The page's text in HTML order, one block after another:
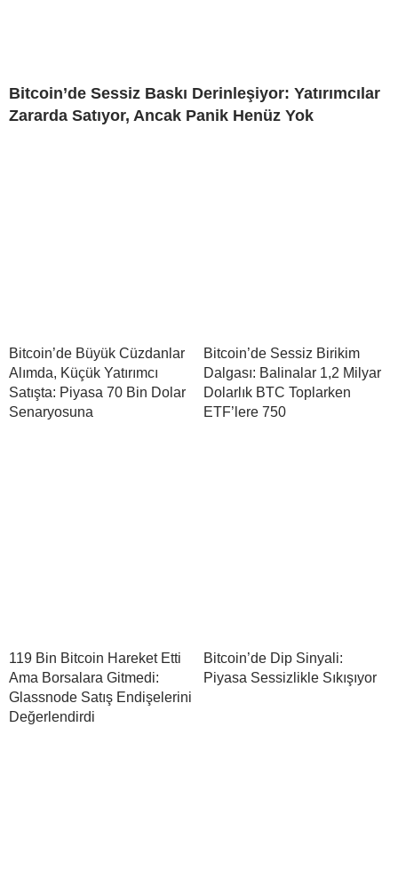
Bitcoin’de Sessiz Baskı Derinleşiyor: Yatırımcılar
Zararda Satıyor, Ancak Panik Henüz Yok
Bitcoin’de Büyük Cüzdanlar
Alımda, Küçük Yatırımcı
Satışta: Piyasa 70 Bin Dolar
Senaryosuna
Bitcoin’de Sessiz Birikim
Dalgası: Balinalar 1,2 Milyar
Dolarlık BTC Toplarken
ETF’lere 750
119 Bin Bitcoin Hareket Etti
Ama Borsalara Gitmedi:
Glassnode Satış Endişelerini
Değerlendirdi
Bitcoin’de Dip Sinyali:
Piyasa Sessizlikle Sıkışıyor